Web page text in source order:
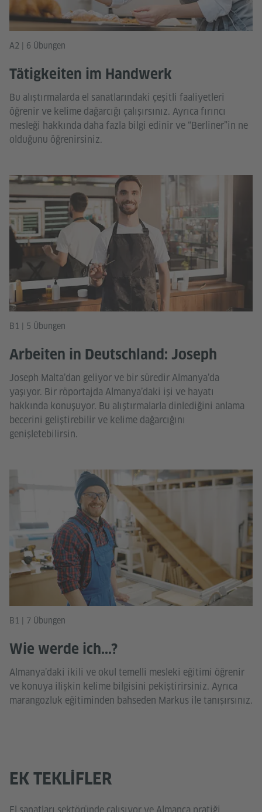
A2 | 6 Übungen
Tätigkeiten im Handwerk
Bu alıştırmalarda el sanatlarındaki çeşitli faaliyetleri
öğrenir ve kelime dağarcığı çalışırsınız. Ayrıca fırıncı
mesleği hakkında daha fazla bilgi edinir ve “Berliner”in ne
olduğunu öğrenirsiniz.
B1 | 5 Übungen
Arbeiten in Deutschland: Joseph
Joseph Malta’dan geliyor ve bir süredir Almanya’da
yaşıyor. Bir röportajda Almanya’daki işi ve hayatı
hakkında konuşuyor. Bu alıştırmalarla dinlediğini anlama
becerini geliştirebilir ve kelime dağarcığını
genişletebilirsin.
B1 | 7 Übungen
Wie werde ich...?
Almanya’daki ikili ve okul temelli mesleki eğitimi öğrenir
ve konuya ilişkin kelime bilgisini pekiştirirsiniz. Ayrıca
marangozluk eğitiminden bahseden Markus ile tanışırsınız.
EK TEKLIFLER